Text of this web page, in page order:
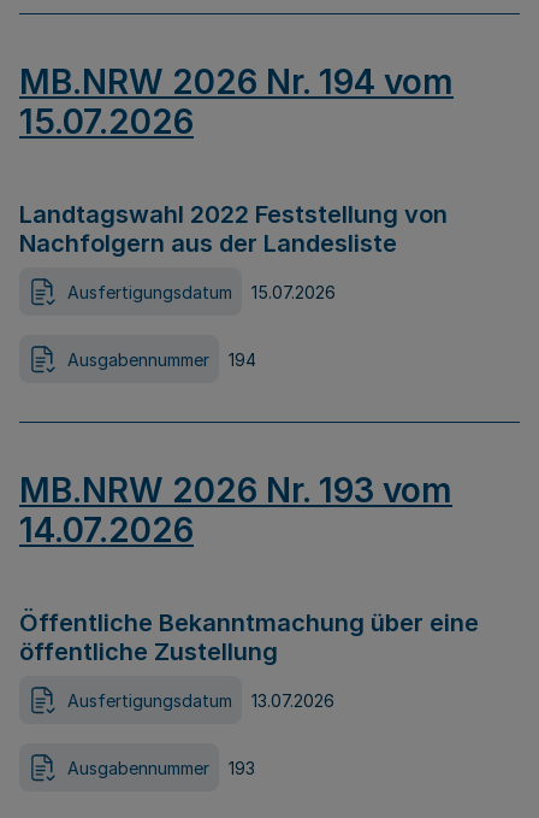
MB.NRW 2026 Nr. 194 vom
15.07.2026
Landtagswahl 2022 Feststellung von
Nachfolgern aus der Landesliste
Ausfertigungsdatum 15.07.2026
Ausgabennummer 194
MB.NRW 2026 Nr. 193 vom
14.07.2026
Öffentliche Bekanntmachung über eine
öffentliche Zustellung
Ausfertigungsdatum 13.07.2026
Ausgabennummer 193